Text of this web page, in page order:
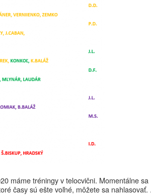
máme tréningy v telocvični. Momentálne
časy sú ešte voľné, môžete sa nahlasovať.